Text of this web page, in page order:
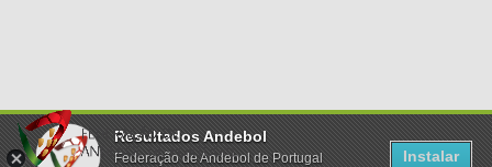
Resultados Andebol
Federação de Andebol de Portugal
Instalar